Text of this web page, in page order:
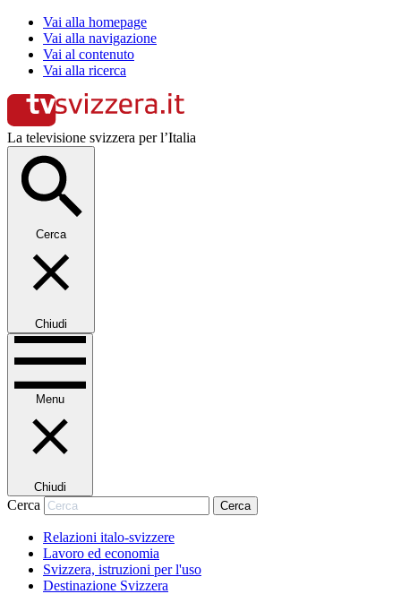
Vai alla homepage
Vai alla navigazione
Vai al contenuto
Vai alla ricerca
La televisione svizzera per l’Italia
Cerca
Chiudi
Menu
Chiudi
Cerca Cerca
Relazioni italo-svizzere
Lavoro ed economia
Svizzera, istruzioni per l'uso
Destinazione Svizzera